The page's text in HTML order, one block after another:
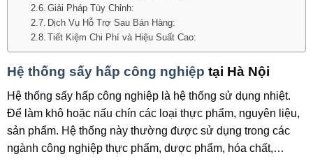
Giải Pháp Tùy Chỉnh:
Dịch Vụ Hỗ Trợ Sau Bán Hàng:
Tiết Kiệm Chi Phí và Hiệu Suất Cao:
Hệ thống sấy hấp công nghiệp tại Hà Nội
Hệ thống sấy hấp công nghiệp là hệ thống sử dụng nhiệt.
Để làm khô hoặc nấu chín các loại thực phẩm, nguyên liệu,
sản phẩm. Hệ thống này thường được sử dụng trong các
ngành công nghiệp thực phẩm, dược phẩm, hóa chất,…